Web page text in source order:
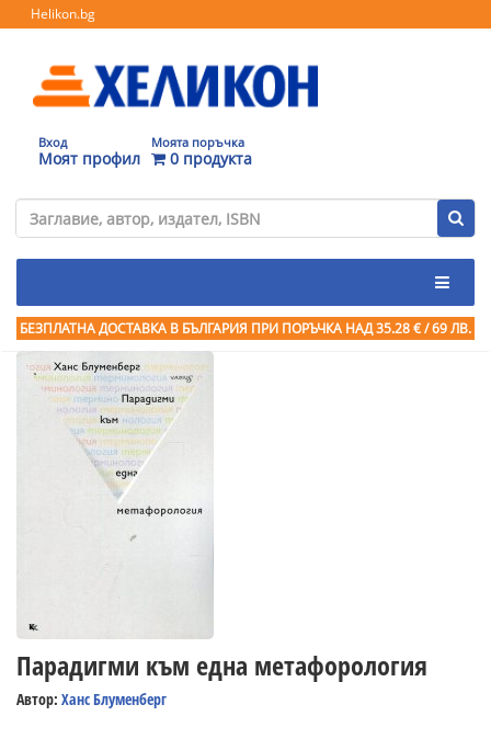
Helikon.bg
Вход
Моят профил
Моята поръчка
0 продукта
БЕЗПЛАТНА ДОСТАВКА В БЪЛГАРИЯ ПРИ ПОРЪЧКА НАД 35.28 € / 69 ЛВ.
Парадигми към една метафорология
Автор: Ханс Блуменберг